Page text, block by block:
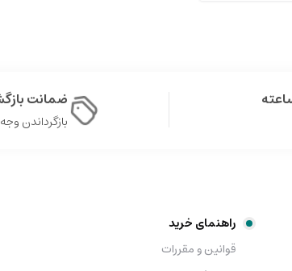
ضمانت
بازگرداندن وجه در
راهنمای خرید
قوانین و مقررات